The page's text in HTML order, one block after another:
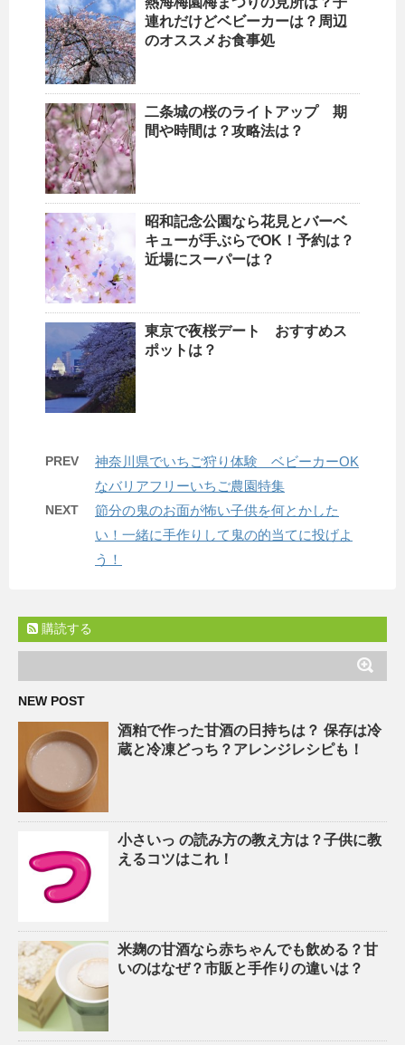
連れだけどベビーカーは？周辺
のオススメお食事処
二条城の桜のライトアップ 期
間や時間は？攻略法は？
昭和記念公園なら花見とバーベ
キューが手ぶらでOK！予約は？
近場にスーパーは？
東京で夜桜デート おすすめス
ポットは？
PREV
神奈川県でいちご狩り体験 ベビーカーOK
なバリアフリーいちご農園特集
NEXT
節分の鬼のお面が怖い子供を何とかした
い！一緒に手作りして鬼の的当てに投げよ
う！
購読する
NEW POST
酒粕で作った甘酒の日持ちは？ 保存は冷
蔵と冷凍どっち？アレンジレシピも！
小さいっ の読み方の教え方は？子供に教
えるコツはこれ！
米麹の甘酒なら赤ちゃんでも飲める？甘
いのはなぜ？市販と手作りの違いは？